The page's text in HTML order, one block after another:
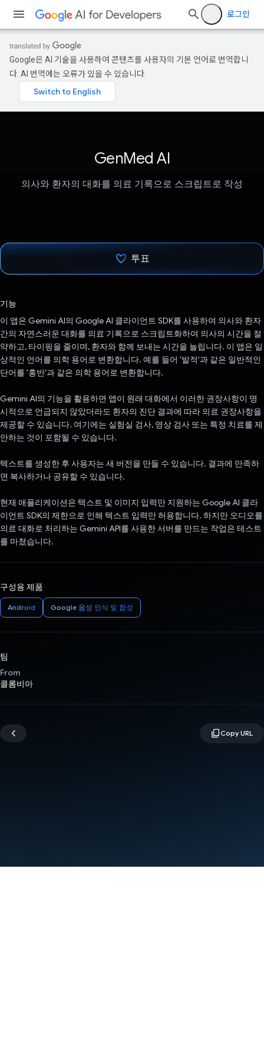
로그인
Google은 AI 기술을 사용하여 콘텐츠를 사용자의 기본 언어로 번역합니
다. AI 번역에는 오류가 있을 수 있습니다.
GenMed AI
의사와 환자의 대화를 의료 기록으로 스크립트로 작성
투표
기능
이 앱은 Gemini AI의 Google AI 클라이언트 SDK를 사용하여 의사와 환자
간의 자연스러운 대화를 의료 기록으로 스크립트화하여 의사의 시간을 절
약하고, 타이핑을 줄이며, 환자와 함께 보내는 시간을 늘립니다. 이 앱은 일
상적인 언어를 의학 용어로 변환합니다. 예를 들어 '발적'과 같은 일반적인
단어를 '홍반'과 같은 의학 용어로 변환합니다.
Gemini AI의 기능을 활용하면 앱이 원래 대화에서 이러한 권장사항이 명
시적으로 언급되지 않았더라도 환자의 진단 결과에 따라 의료 권장사항을
제공할 수 있습니다. 여기에는 실험실 검사, 영상 검사 또는 특정 치료를 제
안하는 것이 포함될 수 있습니다.
텍스트를 생성한 후 사용자는 새 버전을 만들 수 있습니다. 결과에 만족하
면 복사하거나 공유할 수 있습니다.
현재 애플리케이션은 텍스트 및 이미지 입력만 지원하는 Google AI 클라
이언트 SDK의 제한으로 인해 텍스트 입력만 허용합니다. 하지만 오디오를
의료 대화로 처리하는 Gemini API를 사용한 서버를 만드는 작업은 테스트
를 마쳤습니다.
구성용 제품
Android Google 음성 인식 및 합성
팀
From
콜롬비아